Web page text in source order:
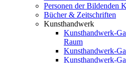
Personen der Bildenden
Bücher & Zeitschriften
Kunsthandwerk
Kunsthandwerk-
Raum
Kunsthandwerk-
Kunsthandwerk-